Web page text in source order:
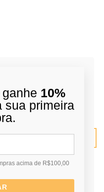
nos
10%
primeira
acima de R$100,00